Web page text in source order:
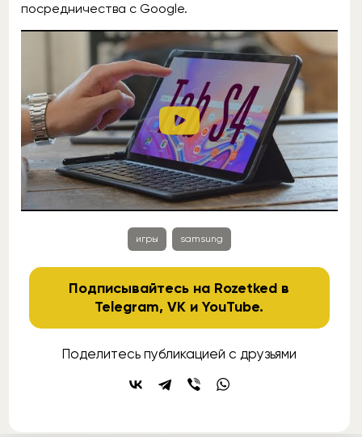
посредничества с Google.
игры samsung
Подписывайтесь на Rozetked в
Telegram,VK иYouTube.
Поделитесь публикацией с друзьями